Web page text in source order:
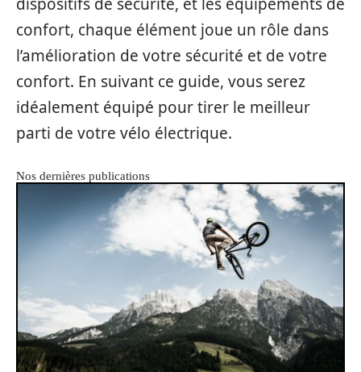
confort, chaque élément joue un rôle dans
l’amélioration de votre sécurité et de votre
confort. En suivant ce guide, vous serez
idéalement équipé pour tirer le meilleur
parti de votre vélo électrique.
Nos dernières publications